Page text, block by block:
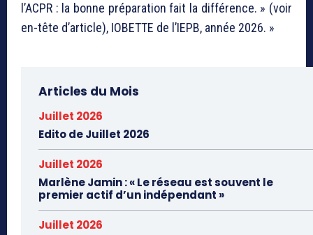
l’ACPR : la bonne préparation fait la différence. » (voir
en-tête d’article), IOBETTE de l’IEPB, année 2026. »
Articles du Mois
Juillet 2026
Edito de Juillet 2026
Juillet 2026
Marlène Jamin : « Le réseau est souvent le
premier actif d’un indépendant »
Juillet 2026